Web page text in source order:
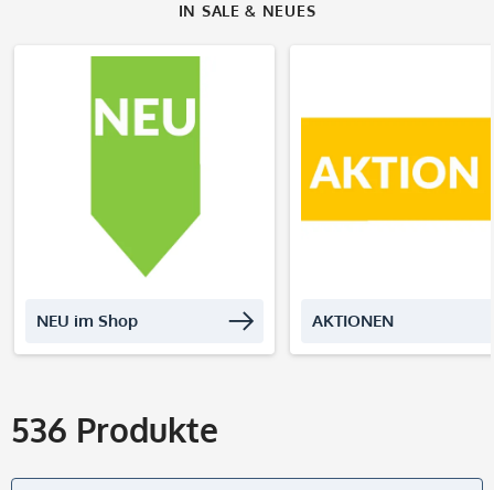
IN SALE & NEUES
NEU im Shop
Produkte entdecken
AKTIONEN
Produkte
536 Produkte